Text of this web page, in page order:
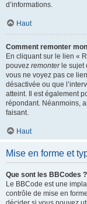
d’informations.
Haut
Comment remonter
En cliquant sur le lien «
pouvez remonterle sujet
vous ne voyez pas ce
désactivée ou que
atteint. Il est également
répondant. Néanmoins,
faisant.
Haut
Mise en forme et
Que sont les BBCodes ?
Le BBCode est une
contrôle de mise en